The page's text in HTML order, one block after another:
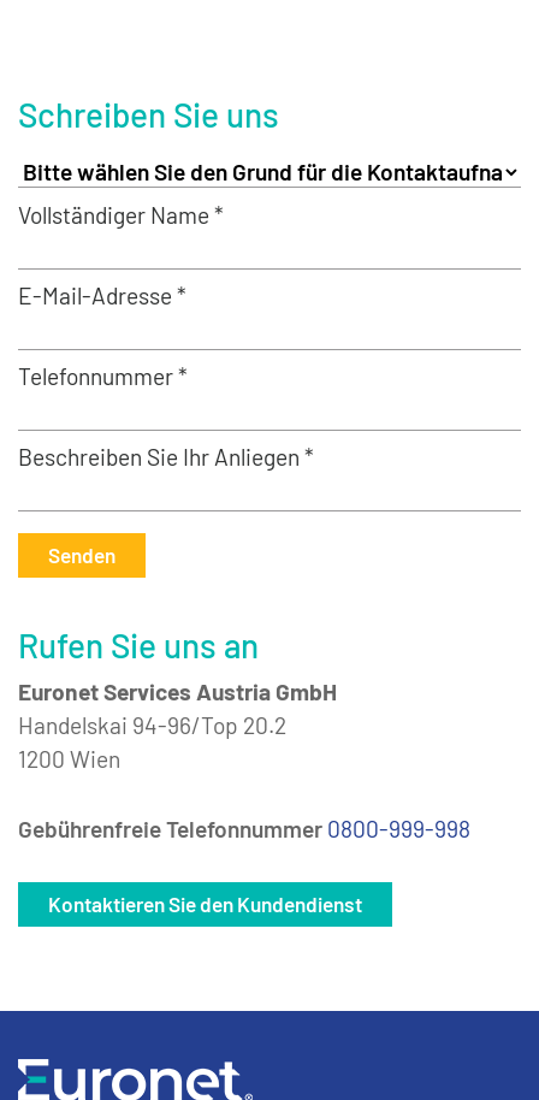
Schreiben Sie uns
Vollständiger Name *
E-Mail-Adresse *
Telefonnummer *
Beschreiben Sie Ihr Anliegen *
Senden
Rufen Sie uns an
Euronet Services Austria GmbH
Handelskai 94-96/Top 20.2
1200 Wien
Gebührenfreie Telefonnummer 0800-999-998
Kontaktieren Sie den Kundendienst